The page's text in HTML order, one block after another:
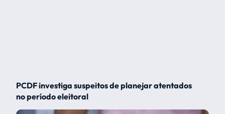
PCDF investiga suspeitos de planejar atentados
no período eleitoral